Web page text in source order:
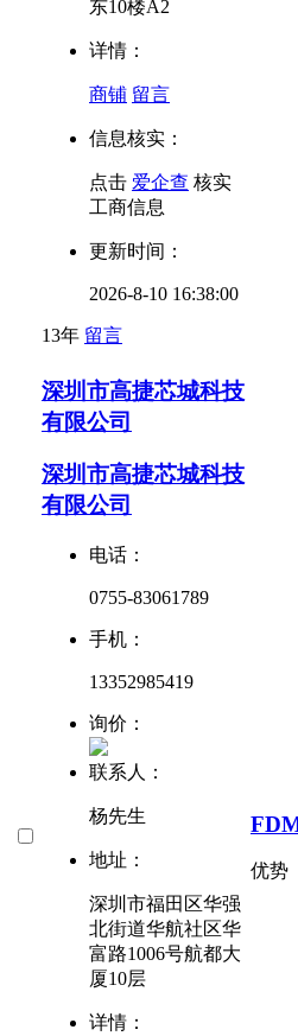
东10楼A2
详情：
商铺 留言
信息核实：
点击 爱企查 核实
工商信息
更新时间：
2026-8-10 16:38:00
13年 留言
深圳市高捷芯城科技
有限公司
深圳市高捷芯城科技
有限公司
电话：
0755-83061789
手机：
13352985419
询价：
联系人：
杨先生
地址：
深圳市福田区华强
北街道华航社区华
富路1006号航都大
厦10层
详情：
优势